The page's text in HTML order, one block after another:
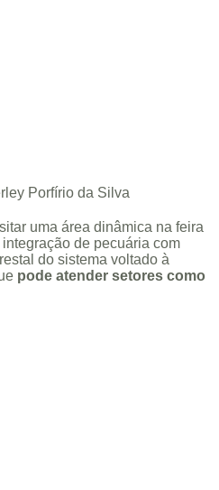
Porfírio da Silva
uma área dinâmica na feira
de pecuária com
do sistema voltado à
pode atender setores como